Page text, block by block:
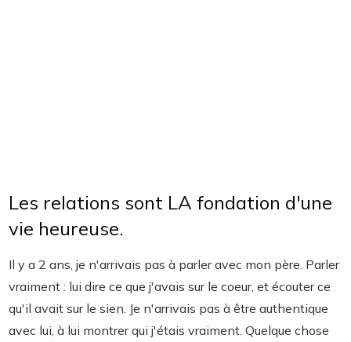
Les relations sont LA fondation d'une
vie heureuse.
Il y a 2 ans, je n'arrivais pas à parler avec mon père. Parler
vraiment : lui dire ce que j'avais sur le coeur, et écouter ce
qu'il avait sur le sien. Je n'arrivais pas à être authentique
avec lui, à lui montrer qui j'étais vraiment. Quelque chose